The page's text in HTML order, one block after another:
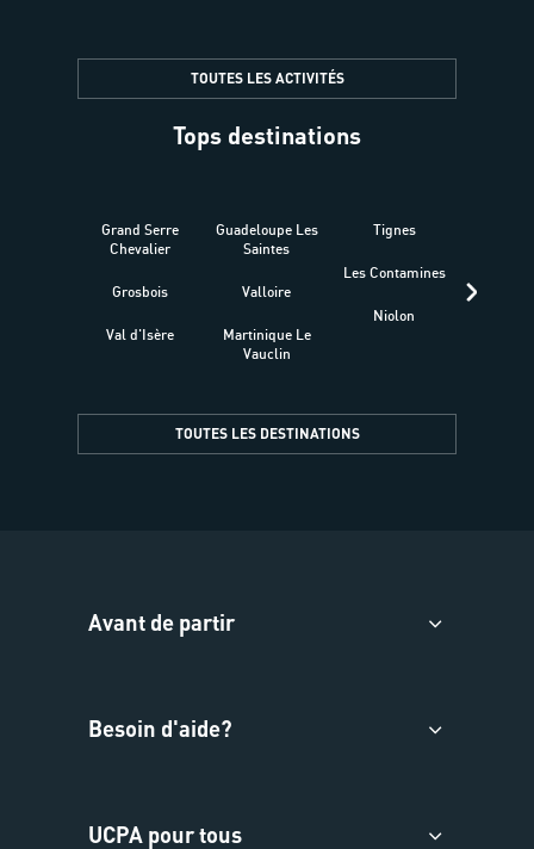
TOUTES LES ACTIVITÉS
Tops destinations
Grand Serre
Chevalier
Grosbois
Val d'Isère
Guadeloupe Les
Saintes
Valloire
Martinique Le
Vauclin
Tignes
Les Contamines
Niolon
TOUTES LES DESTINATIONS
Avant de partir
Besoin d'aide?
UCPA pour tous